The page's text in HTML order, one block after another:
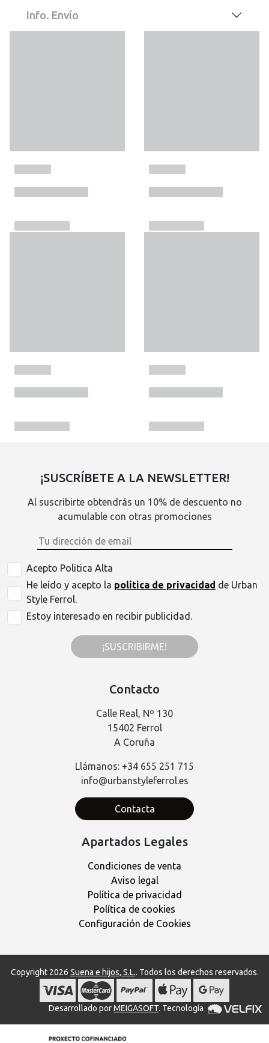
Info. Envío
¡SUSCRÍBETE A LA NEWSLETTER!
Al suscribirte obtendrás un 10% de descuento no
acumulable con otras promociones
Acepto Politica Alta
He leído y acepto la política de privacidad de Urban
Style Ferrol.
Estoy interesado en recibir publicidad.
¡SUSCRIBIRME!
Contacto
Calle Real, Nº 130
15402 Ferrol
A Coruña
Llámanos: +34 655 251 715
info@urbanstyleferrol.es
Contacta
Apartados Legales
Condiciones de venta
Aviso legal
Política de privacidad
Política de cookies
Configuración de Cookies
Copyright 2026 Suena e hijos, S.L.. Todos los derechos reservados.
Desarrollado porMEIGASOFT. Tecnología